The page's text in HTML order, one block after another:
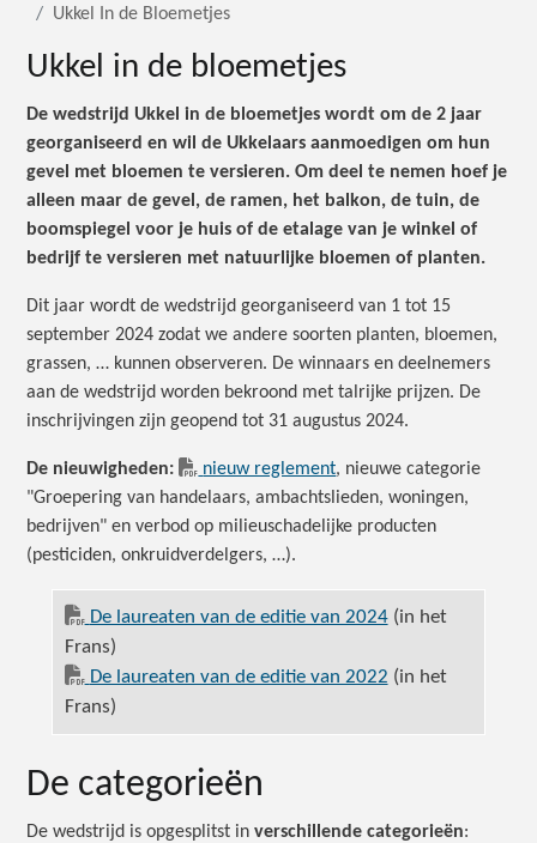
Ukkel In de Bloemetjes
Ukkel in de bloemetjes
De wedstrijd Ukkel in de bloemetjes wordt om de 2 jaar
georganiseerd en wil de Ukkelaars aanmoedigen om hun
gevel met bloemen te versieren. Om deel te nemen hoef je
alleen maar de gevel, de ramen, het balkon, de tuin, de
boomspiegel voor je huis of de etalage van je winkel of
bedrijf te versieren met natuurlijke bloemen of planten.
Dit jaar wordt de wedstrijd georganiseerd van 1 tot 15
september 2024 zodat we andere soorten planten, bloemen,
grassen, … kunnen observeren. De winnaars en deelnemers
aan de wedstrijd worden bekroond met talrijke prijzen. De
inschrijvingen zijn geopend tot 31 augustus 2024.
De nieuwigheden: nieuw reglement, nieuwe categorie
"Groepering van handelaars, ambachtslieden, woningen,
bedrijven" en verbod op milieuschadelijke producten
(pesticiden, onkruidverdelgers, …).
De laureaten van de editie van 2024(in het
Frans)
De laureaten van de editie van 2022 (in het
Frans)
De categorieën
De wedstrijd is opgesplitst inverschillende categorieën: